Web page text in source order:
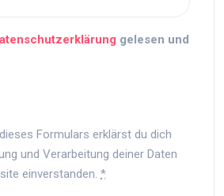
gelesen und
Formulars erklärst du dich
und Verarbeitung deiner Daten
einverstanden. *